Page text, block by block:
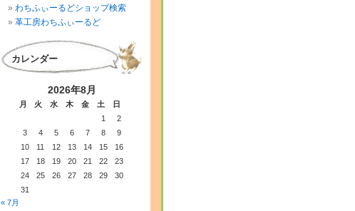
わちふぃーるどショップ検索
革工房わちふぃーるど
カレンダー
2026年8月
月 火 水 木 金 土
日
1
2
3
4 5 6 7 8
9
10
11 12 13 14 15
16
17
18 19 20 21 22
23
24
25 26 27 28 29
30
31
« 7月